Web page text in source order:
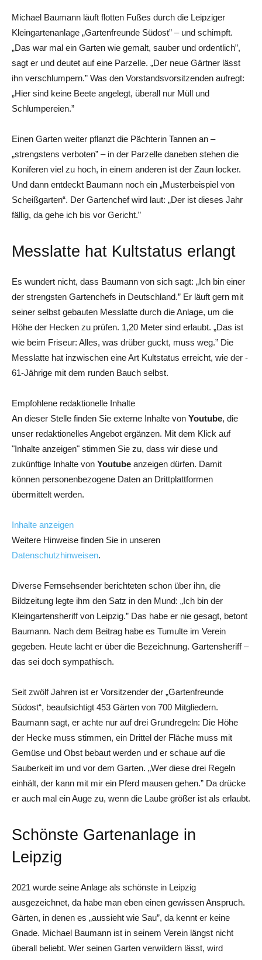
Michael Baumann läuft flotten Fußes durch die Leipziger
Kleingartenanlage „Gartenfreunde Südost” – und schimpft.
„Das war mal ein Garten wie gemalt, sauber und ordentlich”,
sagt er und deutet auf eine Parzelle. „Der neue Gärtner lässt
ihn verschlumpern.” Was den Vorstandsvorsitzenden aufregt:
„Hier sind keine Beete angelegt, überall nur Müll und
Schlumpereien.”
Einen Garten weiter pflanzt die Pächterin Tannen an –
„strengstens verboten” – in der Parzelle daneben stehen die
Koniferen viel zu hoch, in einem anderen ist der Zaun locker.
Und dann entdeckt Baumann noch ein „Musterbeispiel von
Scheißgarten“. Der Gartenchef wird laut: „Der ist dieses Jahr
fällig, da gehe ich bis vor Gericht.”
Messlatte hat Kultstatus erlangt
Es wundert nicht, dass Baumann von sich sagt: „Ich bin einer
der strengsten Gartenchefs in Deutschland.” Er läuft gern mit
seiner selbst gebauten Messlatte durch die Anlage, um die
Höhe der Hecken zu prüfen. 1,20 Meter sind erlaubt. „Das ist
wie beim Friseur: Alles, was drüber guckt, muss weg.” Die
Mess­latte hat inzwischen eine Art Kultstatus erreicht, wie der ­
61-Jährige mit dem runden Bauch selbst.
Empfohlene redaktionelle Inhalte
An dieser Stelle finden Sie externe Inhalte von Youtube, die
unser redaktionelles Angebot ergänzen. Mit dem Klick auf
"Inhalte anzeigen" stimmen Sie zu, dass wir diese und
zukünftige Inhalte von Youtube anzeigen dürfen. Damit
können personenbezogene Daten an Drittplattformen
übermittelt werden.
Inhalte anzeigen
Weitere Hinweise finden Sie in unseren
Datenschutzhinweisen.
Diverse Fernsehsender berichteten schon über ihn, die
Bildzeitung legte ihm den Satz in den Mund: „Ich bin der
Kleingartensheriff von Leipzig.” Das habe er nie gesagt, betont
Baumann. Nach dem Beitrag habe es Tumulte im Verein
gegeben. Heute lacht er über die Bezeichnung. Gartensheriff –
das sei doch sympathisch.
Seit zwölf Jahren ist er Vorsitzender der „Gartenfreunde
Südost“, beaufsichtigt 453 Gärten von 700 Mitgliedern.
Baumann sagt, er achte nur auf drei Grundregeln: Die Höhe
der Hecke muss stimmen, ein Drittel der Fläche muss mit
Gemüse und Obst bebaut werden und er schaue auf die
Sauberkeit im und vor dem Garten. „Wer diese drei Regeln
einhält, der kann mit mir ein Pferd mausen gehen.” Da drücke
er auch mal ein Auge zu, wenn die Laube größer ist als erlaubt.
Schönste Gartenanlage in
Leipzig
2021 wurde seine Anlage als schönste in Leipzig
ausgezeichnet, da habe man eben einen gewissen Anspruch.
Gärten, in denen es „aussieht wie Sau”, da kennt er keine
Gnade. Michael Baumann ist in seinem Verein längst nicht
überall beliebt. Wer seinen Garten verwildern lässt, wird